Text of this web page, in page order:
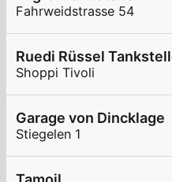
Fahrweidstrasse 54
Shoppi Tivoli
Garage von Dincklage
Stiegelen 1